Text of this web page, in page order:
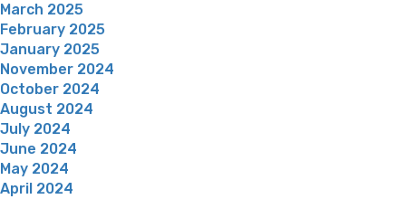
March 2025
February 2025
January 2025
November 2024
October 2024
August 2024
July 2024
June 2024
May 2024
April 2024